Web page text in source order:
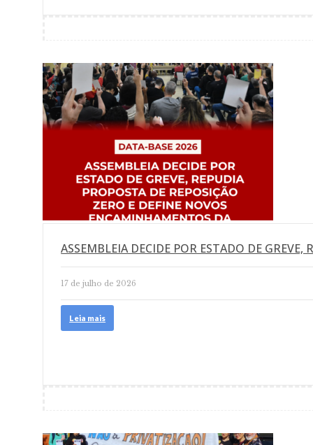
ASSEMBLEIA DECIDE POR ESTADO DE GREVE,
17 de julho de 2026
Leia mais